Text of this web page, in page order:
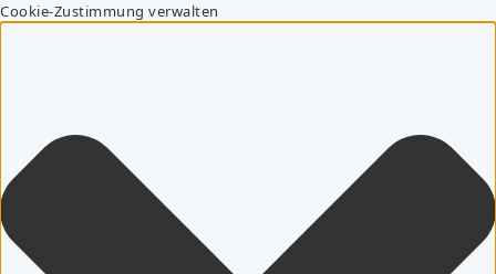
Cookie-Zustimmung verwalten